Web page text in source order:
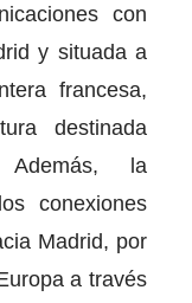
con
y situada a
francesa,
destinada
Además, la
conexiones
Madrid, por
a través